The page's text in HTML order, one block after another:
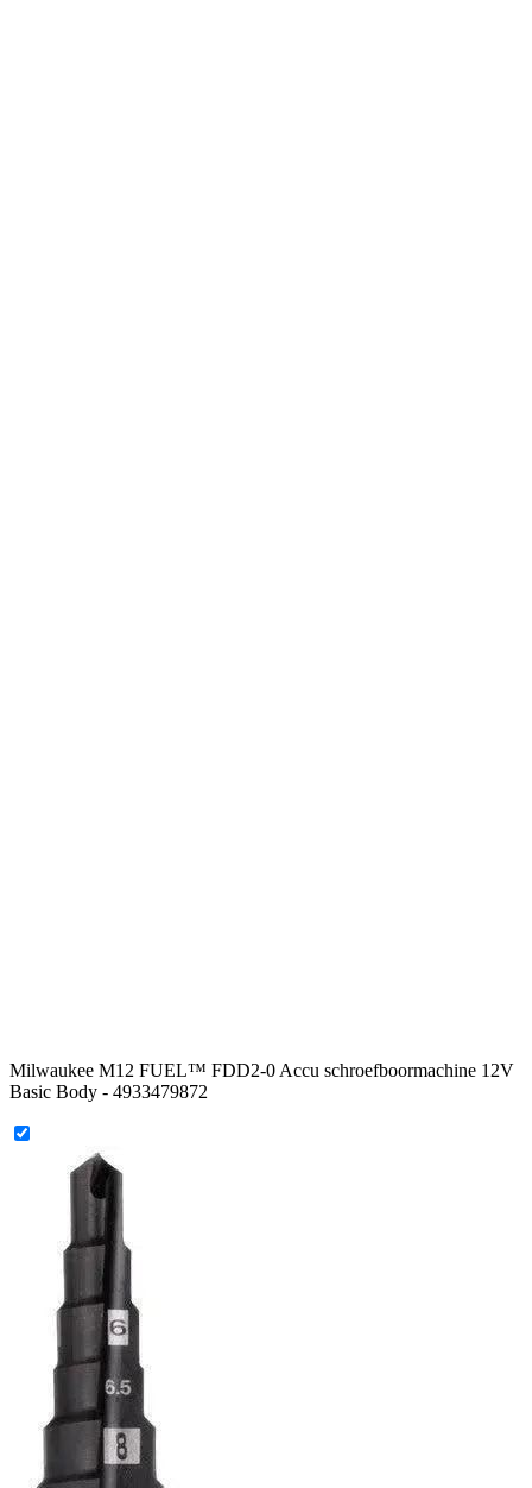
Milwaukee M12 FUEL™ FDD2-0 Accu schroefboormachine 12V
Basic Body - 4933479872